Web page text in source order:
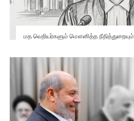
மத வெறியர்களும் மௌனித்த நீதித்துறையும்